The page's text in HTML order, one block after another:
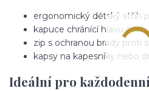
ergonomický dětský střih
kapuce chránící hlavu a krk
zip s ochranou brady proti
kapsy na kapesníky nebo
Ideální pro